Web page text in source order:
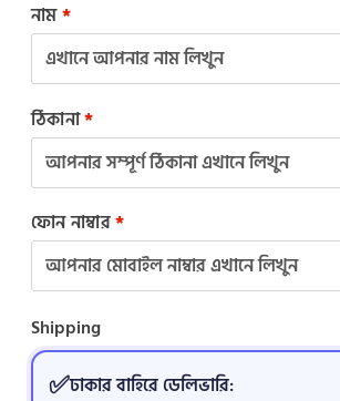
নাম*
ঠিকানা*
ফোন নাম্বার*
Shipping
ঢাকার বাহিরে ডেলিভারি: